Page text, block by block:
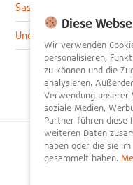
Sascha im lit:blog
Uncategorized
© 2026litnity –
Impressum
Diese
Wir verwenden
personalisieren,
zu können und die
analysieren.
Verwendung unserer
soziale Medien,
Partner führen diese
weiteren Daten
haben oder die sie
gesammelt haben.